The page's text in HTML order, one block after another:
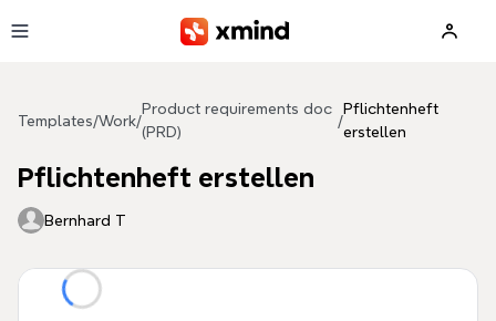
Templates/Work/
Product requirements doc
(PRD)
/
Pflichtenheft
erstellen
Pflichtenheft erstellen
Bernhard T